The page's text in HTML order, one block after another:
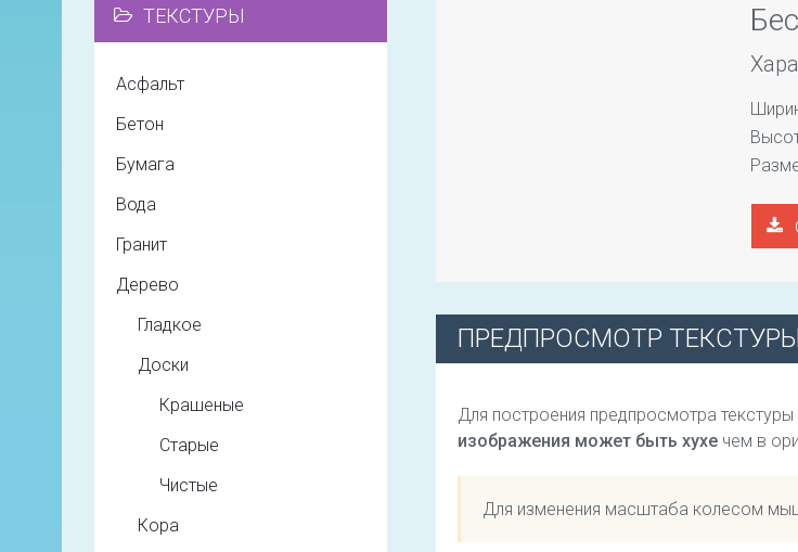
ПРЕДПРОСМОТР ТЕКСТУРЫ
Для построения предпросмотра
изображения может быть хухе чем в
Для изменения масштаба колесом
ТЕКСТУРЫ
Асфальт
Бетон
Бумага
Вода
Гранит
Дерево
Гладкое
Доски
Крашеные
Старые
Чистые
Кора